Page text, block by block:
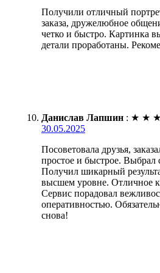
Получили отличный
заказа, дружелюбное
четко и быстро. Картинка
детали проработаны.
Данислав Лапшин : ★ ★ ★
30.05.2025
Посоветовала друзья,
простое и быстрое. Выбрал
Получил шикарный
высшем уровне. Отличное
Сервис порадовал
оперативностью.
снова!